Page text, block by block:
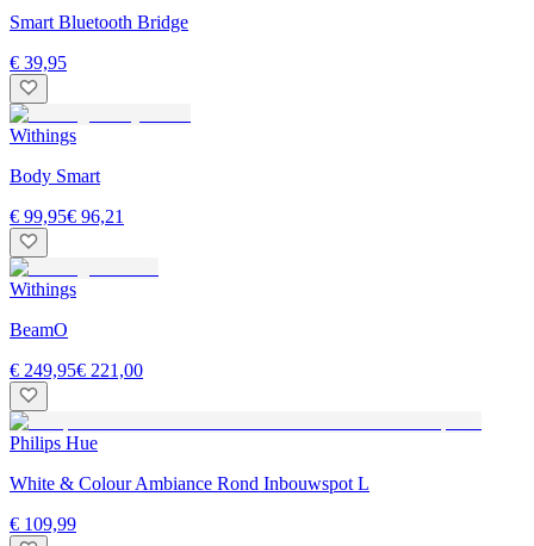
Smart Bluetooth Bridge
€ 39,95
Withings
Body Smart
€ 99,95€ 96,21
Withings
BeamO
€ 249,95€ 221,00
Philips Hue
White & Colour Ambiance Rond Inbouwspot L
€ 109,99